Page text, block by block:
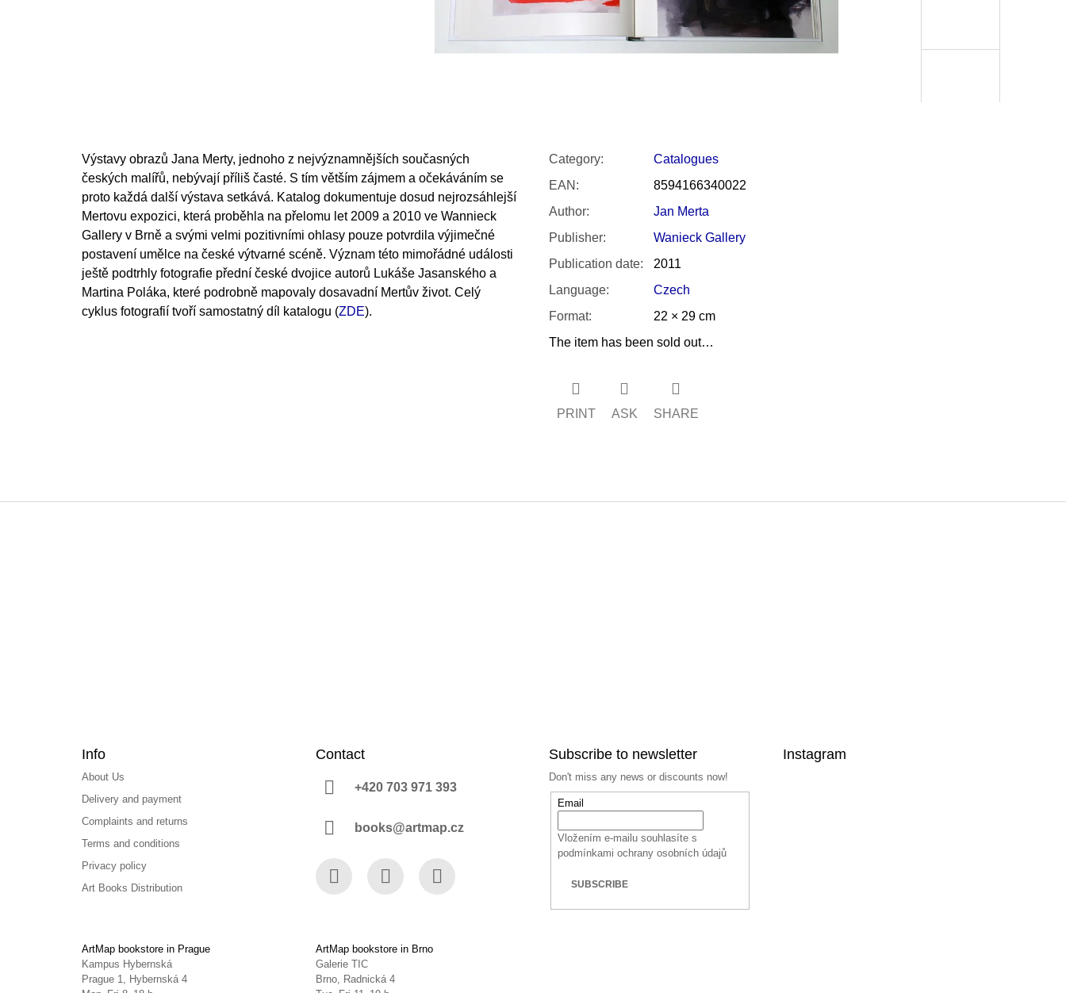
Výstavy obrazů Jana Merty, jednoho z nejvýznamnějších současných
českých malířů, nebývají příliš časté. S tím větším zájmem a očekáváním se
proto každá další výstava setkává. Katalog dokumentuje dosud nejrozsáhlejší
Mertovu expozici, která proběhla na přelomu let 2009 a 2010 ve Wannieck
Gallery v Brně a svými velmi pozitivními ohlasy pouze potvrdila výjimečné
postavení umělce na české výtvarné scéně. Význam této mimořádné události
ještě podtrhly fotografie přední české dvojice autorů Lukáše Jasanského a
Martina Poláka, které podrobně mapovaly dosavadní Mertův život. Celý
cyklus fotografií tvoří samostatný díl katalogu (ZDE).
Category:
Catalogues
EAN :
8594166340022
Author:
Jan Merta
Publisher:
Wanieck Gallery
Publication date:
2011
Language:
Czech
Format:
22 × 29 cm
The item has been sold out…
PRINT ASK SHARE
Info
About Us
Delivery and payment
Complaints and returns
Terms and conditions
Privacy policy
Art Books Distribution
Contact
+420 703 971 393
books@artmap.cz
Subscribe to newsletter
Don't miss any news or discounts now!
Email
Vložením e-mailu souhlasíte s
podmínkami ochrany osobních údajů
SUBSCRIBE
Instagram
ArtMap bookstore in Prague
Kampus Hybernská
Prague 1, Hybernská 4
ArtMap bookstore in Brno
Galerie TIC
Brno, Radnická 4